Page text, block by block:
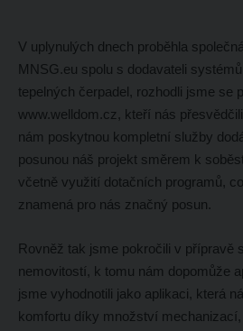
V uplynulých dnech proběhla
MNSG.eu spolu s dodavateli
tepelných čerpadel, rozhodli jsme se
www.welldom.cz, kteří nás
nám poskytnou kompletní služby
posunou náš projekt směrem k
včetně využití dotačních programů,
znamená pro nás značný posun.
Rovněž tak jsme pokročili v přípravě
nemovitostí, k tomu nám dopomůže
jsme vyhodnotili jako aplikaci, která
komfortu díky množství